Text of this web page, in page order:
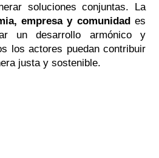
soluciones conjuntas. La
empresa y comunidad es
un desarrollo armónico y
los actores puedan contribuir
justa y sostenible.